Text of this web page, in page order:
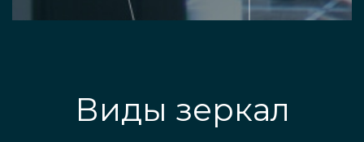
Виды зеркал